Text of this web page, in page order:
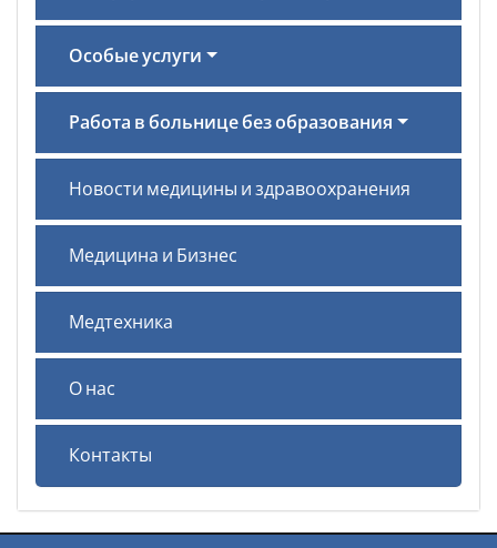
Особые услуги
Работа в больнице без образования
Новости медицины и здравоохранения
Медицина и Бизнес
Медтехника
О нас
Контакты